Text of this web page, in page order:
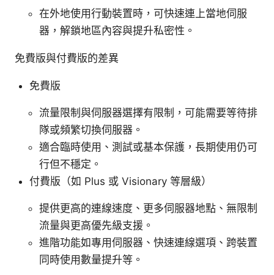
在外地使用行動裝置時，可快速連上當地伺服
器，解鎖地區內容與提升私密性。
免費版與付費版的差異
免費版
流量限制與伺服器選擇有限制，可能需要等待排
隊或頻繁切換伺服器。
適合臨時使用、測試或基本保護，長期使用仍可
行但不穩定。
付費版（如 Plus 或 Visionary 等層級）
提供更高的連線速度、更多伺服器地點、無限制
流量與更高優先級支援。
進階功能如專用伺服器、快速連線選項、跨裝置
同時使用數量提升等。